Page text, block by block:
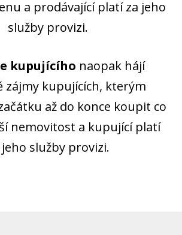
a prodávající platí za jeho
služby provizi.
kupujícího naopak hájí
zájmy kupujících, kterým
až do konce koupit co
nemovitost a kupující platí
jeho služby provizi.